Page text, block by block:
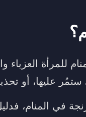
للمرأة العزباء
عليها، أو
في المنام،